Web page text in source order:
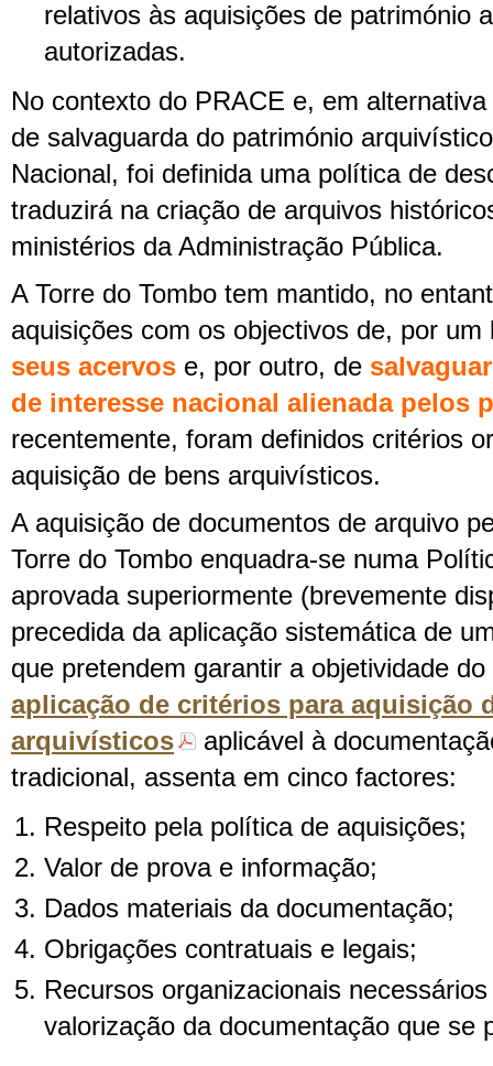
relativos às aquisições de património
autorizadas.
No contexto do PRACE e, em
de salvaguarda do património
Nacional, foi definida uma política de
traduzirá na criação de arquivos
ministérios da Administração Pública.
A Torre do Tombo tem mantido, no
aquisições com os objectivos de, por
seus acervos e, por outro, de
de interesse nacional alienada pelos
recentemente, foram definidos critérios
aquisição de bens arquivísticos.
A aquisição de documentos de arquivo
Torre do Tombo enquadra-se numa
aprovada superiormente (brevemente
precedida da aplicação sistemática de
que pretendem garantir a objetividade
aplicação de critérios para aquisição
arquivísticos
aplicável à
tradicional, assenta em cinco factores:
Respeito pela política de aquisições;
Valor de prova e informação;
Dados materiais da documentação;
Obrigações contratuais e legais;
Recursos organizacionais
valorização da documentação que se